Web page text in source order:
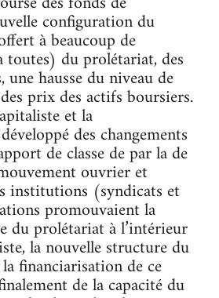
configuration du
à beaucoup de
toutes) du prolétariat, des
une hausse du niveau de
prix des actifs boursiers.
et la
des changements
de classe de par la de
ouvrier et
institutions (syndicats et
promouvaient la
du prolétariat à l’intérieur
la nouvelle structure du
financiarisation de ce
de la capacité du